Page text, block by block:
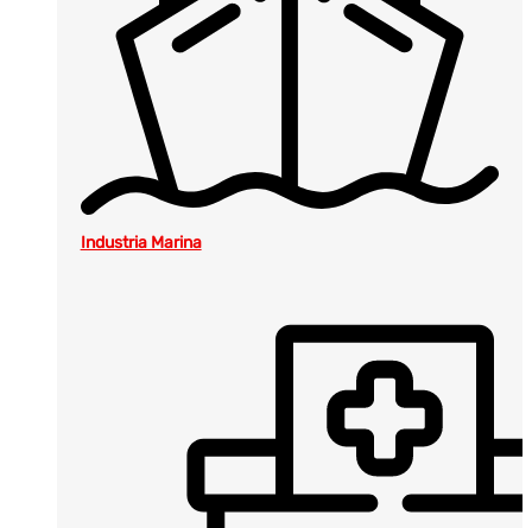
Industria Marina